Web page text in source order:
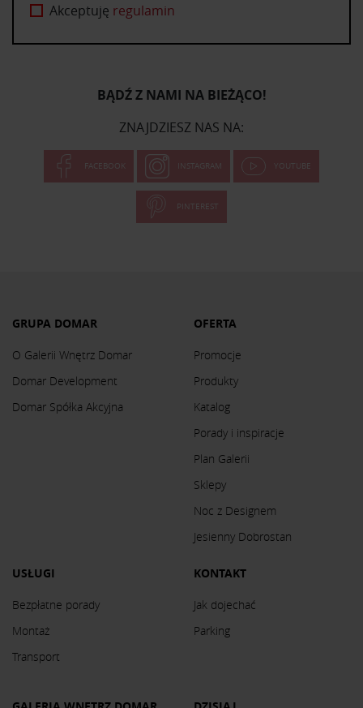
Akceptuję regulamin
BĄDŹ Z NAMI NA BIEŻĄCO!
ZNAJDZIESZ NAS NA:
FACEBOOK INSTAGRAM YOUTUBE
PINTEREST
GRUPA DOMAR
O Galerii Wnętrz Domar
Domar Development
Domar Spółka Akcyjna
OFERTA
Promocje
Produkty
Katalog
Porady i inspiracje
Plan Galerii
Sklepy
Noc z Designem
Jesienny Dobrostan
USŁUGI
Bezpłatne porady
Montaż
Transport
KONTAKT
Jak dojechać
Parking